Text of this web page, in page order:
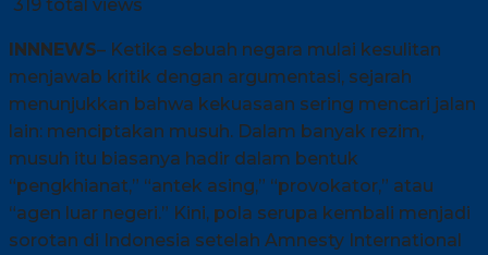
319 total views
INNNEWS– Ketika sebuah negara mulai kesulitan
menjawab kritik dengan argumentasi, sejarah
menunjukkan bahwa kekuasaan sering mencari jalan
lain: menciptakan musuh. Dalam banyak rezim,
musuh itu biasanya hadir dalam bentuk
“pengkhianat,” “antek asing,” “provokator,” atau
“agen luar negeri.” Kini, pola serupa kembali menjadi
sorotan di Indonesia setelah Amnesty International